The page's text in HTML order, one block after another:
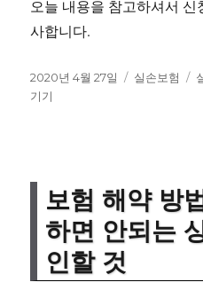
오늘 내용을 참고하셔서
사합니다.
작
성
2020년 4월 27일
카
실손보험
기기
보험 해약 방
하면 안되는
인할 것